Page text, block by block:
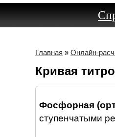
Главная » Онлайн-
Кривая
Фосфорная
ступенчатыми